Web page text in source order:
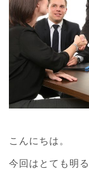
こんにちは。
今回はとても明